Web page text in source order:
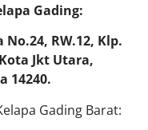
Gading:
No.24, RW.12, Klp.
Jkt Utara,
14240.
Gading Barat: